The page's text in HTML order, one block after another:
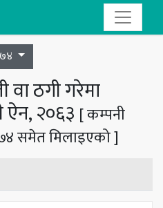
ठगी गरेमा
ऐन, २०६३ [ कम्पनी
समेत मिलाइएको ]